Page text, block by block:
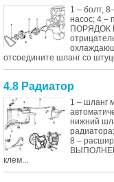
1 – болт,
насос; 4 –
ПОРЯДОК
отсоедините шланг со
4.8 Радиатор
1 – шланг
нижний
8 –
клем...